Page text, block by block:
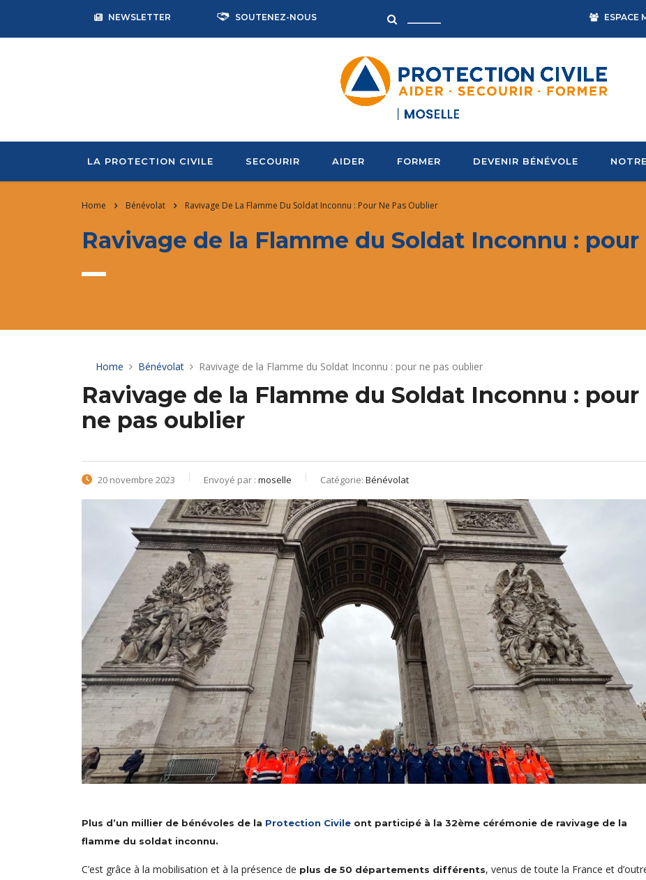
NEWSLETTER SOUTENEZ-NOUS ESPACE
LA PROTECTION CIVILE SECOURIR AIDER FORMER DEVENIR BÉNÉVOLE
Home Bénévolat Ravivage De La Flamme Du Soldat Inconnu : Pour Ne Pas Oublier
Ravivage de la Flamme du Soldat Inconnu :
Home Bénévolat Ravivage de la Flamme du Soldat Inconnu : pour ne pas oublier
Ravivage de la Flamme du Soldat Inconnu : pour
ne pas oublier
20 novembre 2023 Envoyé par : moselle Catégorie: Bénévolat
Plus d’un millier de bénévoles de la Protection Civile ont participé à la 32ème cérémonie de ravivage de la
flamme du soldat inconnu.
C’est grâce à la mobilisation et à la présence de plus de 50 départements différents, venus de toute la France et